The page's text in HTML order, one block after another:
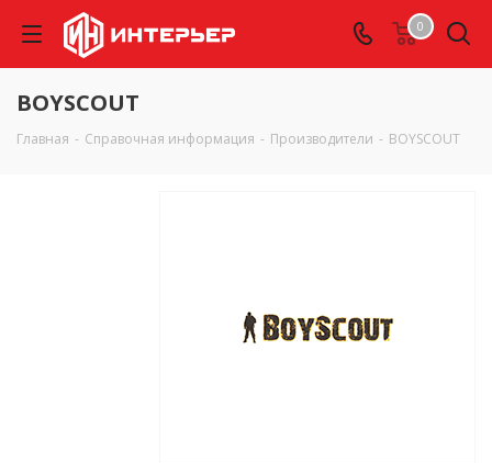
0
BOYSCOUT
Главная - Справочная информация - Производители - BOYSCOUT